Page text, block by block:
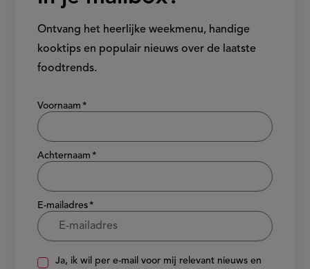
Ontvang het heerlijke weekmenu, handige
kooktips en populair nieuws over de laatste
foodtrends.
Show/hide
Voornaam
Achternaam
E-mailadres
Ja, ik wil per e-mail voor mij relevant nieuws en